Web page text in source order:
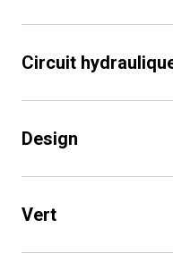
Circuit
Design
Vert